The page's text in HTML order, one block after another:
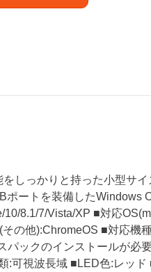
しっかりと持った小型サ
ポートを装備したWindows
8.1/7/Vista/XP ■対応
の他):ChromeOS ■対応
パックのインストールが必
:可視波長域 ■LED色:レッ